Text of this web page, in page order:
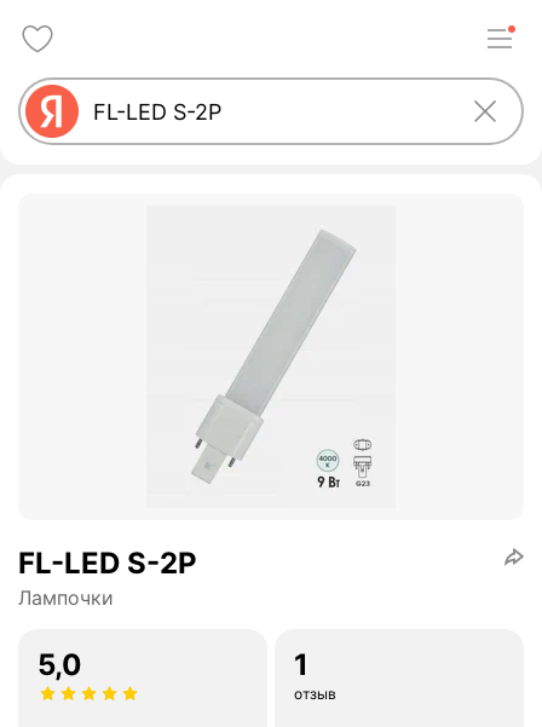
FL-LED S-2P
Лампочки
5,0 1
отзыв